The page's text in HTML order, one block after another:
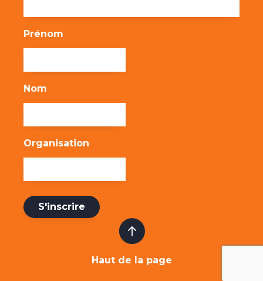
Prénom
Nom
Organisation
Haut de la page